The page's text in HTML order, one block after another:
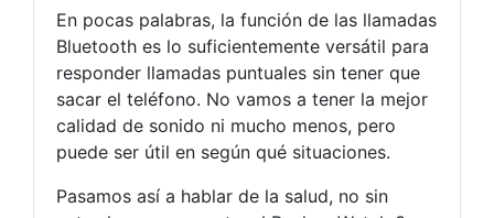
En pocas palabras, la función de las llamadas
Bluetooth es lo suficientemente versátil para
responder llamadas puntuales sin tener que
sacar el teléfono. No vamos a tener la mejor
calidad de sonido ni mucho menos, pero
puede ser útil en según qué situaciones.
Pasamos así a hablar de la salud, no sin